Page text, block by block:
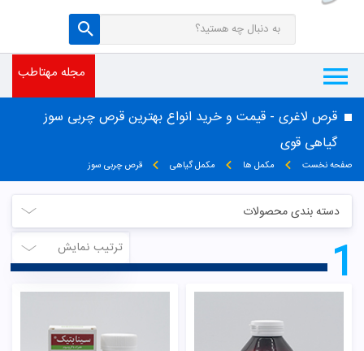
مجله مهتاطب
قرص لاغری - قیمت و خرید انواع بهترین قرص چربی سوز
گیاهی قوی
صفحه نخست مکمل ها مکمل گیاهی قرص چربی سوز
دسته بندی محصولات
ترتیب نمایش
1